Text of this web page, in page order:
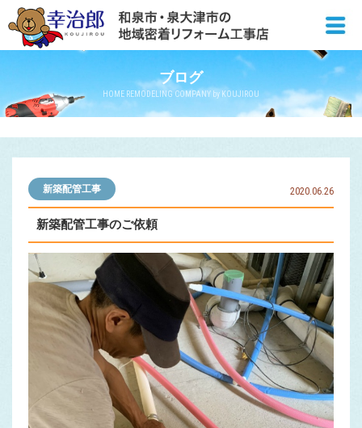
ブログ
HOME REMODELING COMPANY by KOUJIROU
新築配管工事 2020.06.26
新築配管工事のご依頼